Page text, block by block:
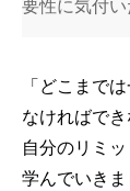
「どこまで
なければで
自分のリミ
学んでいき